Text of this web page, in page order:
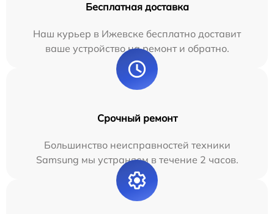
Бесплатная доставка
Наш курьер в Ижевске бесплатно доставит
ваше устройство на ремонт и обратно.
Срочный ремонт
Большинство неисправностей техники
Samsung мы устраняем в течение 2 часов.